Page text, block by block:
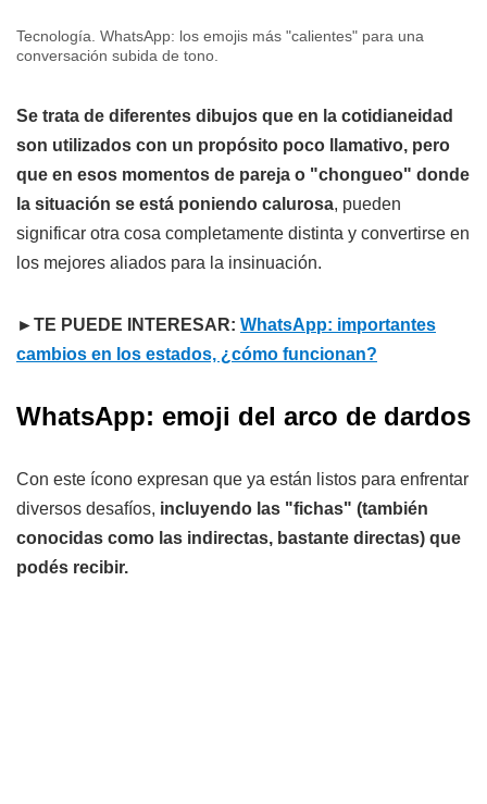
Tecnología. WhatsApp: los emojis más "calientes" para una
conversación subida de tono.
Se trata de diferentes dibujos que en la cotidianeidad
son utilizados con un propósito poco llamativo, pero
que en esos momentos de pareja o "chongueo" donde
la situación se está poniendo calurosa, pueden
significar otra cosa completamente distinta y convertirse en
los mejores aliados para la insinuación.
►TE PUEDE INTERESAR: WhatsApp: importantes
cambios en los estados, ¿cómo funcionan?
WhatsApp: emoji del arco de dardos
Con este ícono expresan que ya están listos para enfrentar
diversos desafíos, incluyendo las "fichas" (también
conocidas como las indirectas, bastante directas) que
podés recibir.